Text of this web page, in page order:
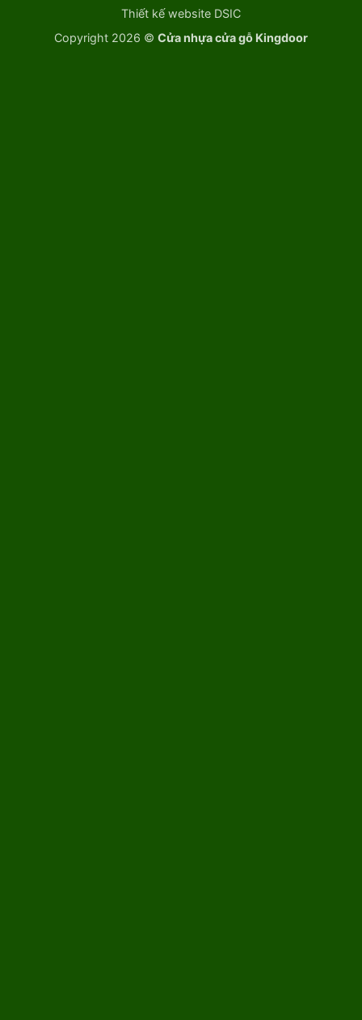
Thiết kế website DSIC
Copyright 2026 © Cửa nhựa cửa gỗ Kingdoor